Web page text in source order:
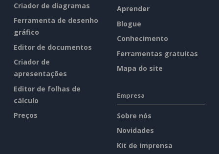
Criador de diagramas
Ferramenta de desenho
gráfico
Editor de documentos
Criador de
apresentações
Editor de folhas de
cálculo
Preços
Aprender
Blogue
Conhecimento
Ferramentas gratuitas
Mapa do site
Empresa
Sobre nós
Novidades
Kit de imprensa